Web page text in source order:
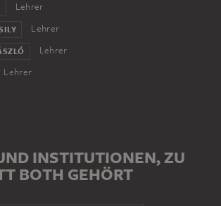
Lehrer
Lehrer
Lehrer
Lehrer
INSTITUTIONEN, ZU
BOTH GEHÖRT